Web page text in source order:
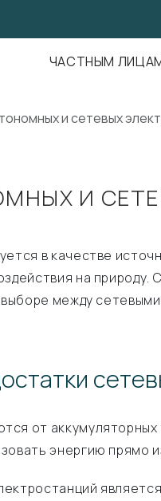
ЧАСТНЫМ
и сетевых
И
в качестве
на
между
от
энергию прямо